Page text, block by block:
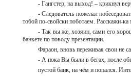
- Гангстер, на выход! – крикнул
- Следователь пожелал
тобой по-свойски поботаем. Расскажи-
- Так вы же, хозяин, сами его
банкете по поводу презентации.
Фараон, вновь переживая свои не
- А пока Вы были в бегах, после
пустой банк, на чём и попался.